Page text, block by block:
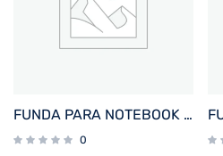
FUNDA PARA NOTEBOOK FTX ZENIT-BL 16″ AZUL 124986
0